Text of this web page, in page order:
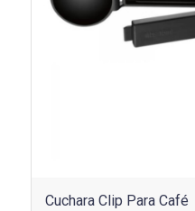
Cuchara Clip Para Café